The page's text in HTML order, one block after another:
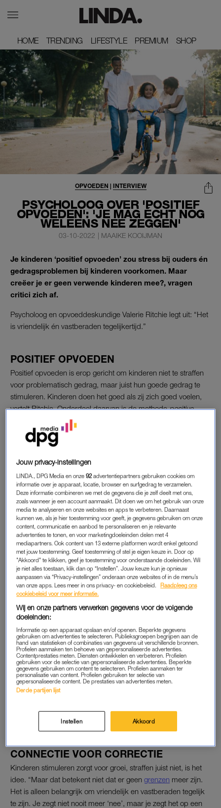
HOME
HOME TRENDING
TRENDING LIFESTYLE
LIFESTYLE PREMIUM
PREMIUM SHOP
SHOP
PSYCHOLOOG OVER 'POSITIEF
OPVOEDEN': 'JE MAG ÉCHT NOG
WELEENS NEE ZEGGEN'
OPVOEDEN | INTERVIEW
03-10-2022 | MAAIKE KOOIJMAN
Je kinderen ‘positief opvoeden’ zou stress bij ouders én
gedragsproblemen bij kinderen voorkomen. Maar
creëer je er geen verwende kinderen mee?, vragen
critici zich af.
Psycholoog en opvoeddeskundige Valerie Ritchie legt uit: “Het
is vriendelijk én vastberaden tegelijkertijd.”
POSITIEF OPVOEDEN
Positief opvoeden is erop gericht om kinderen niet te straffen
voor problematisch gedrag, maar juist hun goede gedrag te
stimuleren. Kinderen doen het goed als zij zich goed voelen,
vertelt Ritchie. Onderdeel daarvan is de methodepositive
Positive discipline
de term ‘minderwaardigheidscomplex’ bedacht. Adler is ook
de grondlegger van de zogenoemde ‘individuele psychologie’,
die ervan uitgaat dat de persoonlijkheid van de mens één
geheel is, in plaats van de gespleten persoonlijkheid waar zijn
tijdgenoten (zoals Freud) vaak over praatten.
Eén van de belangrijkste dingen aanpositive discipline
onderliggende gedachte dat kinderen het basisverlangen
hebben om van belang te willen zijn. De methode focust
daarom op het kijken naar wat het kind kan en hoe het zich
inzet. Die positieve dingen kun je dan stimuleren. Ritchie: “Ik
stond ooit aan de lijn van een voetbalwedstrijd en hoorde
mensen achter me roepen: ‘Kom op, scoor een goal, anders
zijn we voor niks gekomen!’ Maar dat is precies wat positief
opvoeden níet is. In plaats daarvan richt je je op de inzet en
zeg je bijvoorbeeld: ‘Ik zie dat je je best doet, wat goed!’”
Louise over de uitdagingen
met alcohol in de opvoeding:
LEES OOK
CONNECTIE VOOR CORRECTIE
Kinderen stimuleren zorgt voor groei, straffen juist niet, is het
idee. “Maar dat betekent niet dat er geen grenzen meer zijn.
Het is alleen belangrijk om vriendelijk en vastberaden tegelijk
te zijn. Je zegt niet nooit meer ‘nee’, maar je zegt het op een
Jouw privacy-instellingen
LINDA., DPG Media en onze92 advertentiepartners gebruiken cookies om
informatie over je apparaat, locatie, browser en surfgedrag te verzamelen.
Deze informatie combineren we met de gegevens die je zelf deelt met ons,
zoals wanneer je een account aanmaakt. Dit doen we om het gebruik van onze
media te analyseren en onze websites en apps te verbeteren. Daarnaast
kunnen we, als je hier toestemming voor geeft, je gegevens gebruiken om onze
content, communicatie en aanbod te personaliseren en je relevante
advertenties te tonen, en voor marketingdoeleinden delen met 4
mediapartners. Ook content van 13 externe platformen wordt enkel getoond
met jouw toestemming. Geef toestemming of stel je eigen keuze in. Door op
"Akkoord" te klikken, geef je toestemming voor onderstaande doeleinden. Wil
je niet alles toestaan, klik dan op “Instellen”. Jouw keuze kun je opnieuw
aanpassen via “Privacy-instellingen” onderaan onze websites of in de menu’s
van onze apps. Lees meer in ons privacy- en cookiebeleid.
Raadpleeg ons
cookiebeleid voor meer informatie.
Wij en onze partners verwerken gegevens voor de volgende
doeleinden:
Informatie op een apparaat opslaan en/of openen. Beperkte gegevens
gebruiken om advertenties te selecteren. Publieksgroepen begrijpen aan de
hand van statistieken of combinaties van gegevens uit verschillende bronnen.
Profielen aanmaken ten behoeve van gepersonaliseerde advertenties.
Contentprestaties meten. Diensten ontwikkelen en verbeteren. Profielen
gebruiken voor de selectie van gepersonaliseerde advertenties. Beperkte
gegevens gebruiken om content te selecteren. Profielen aanmaken ter
personalisatie van content. Profielen gebruiken ter selectie van
gepersonaliseerde content. De prestaties van advertenties meten.
Derde partijen lijst
Instellen Akkoord